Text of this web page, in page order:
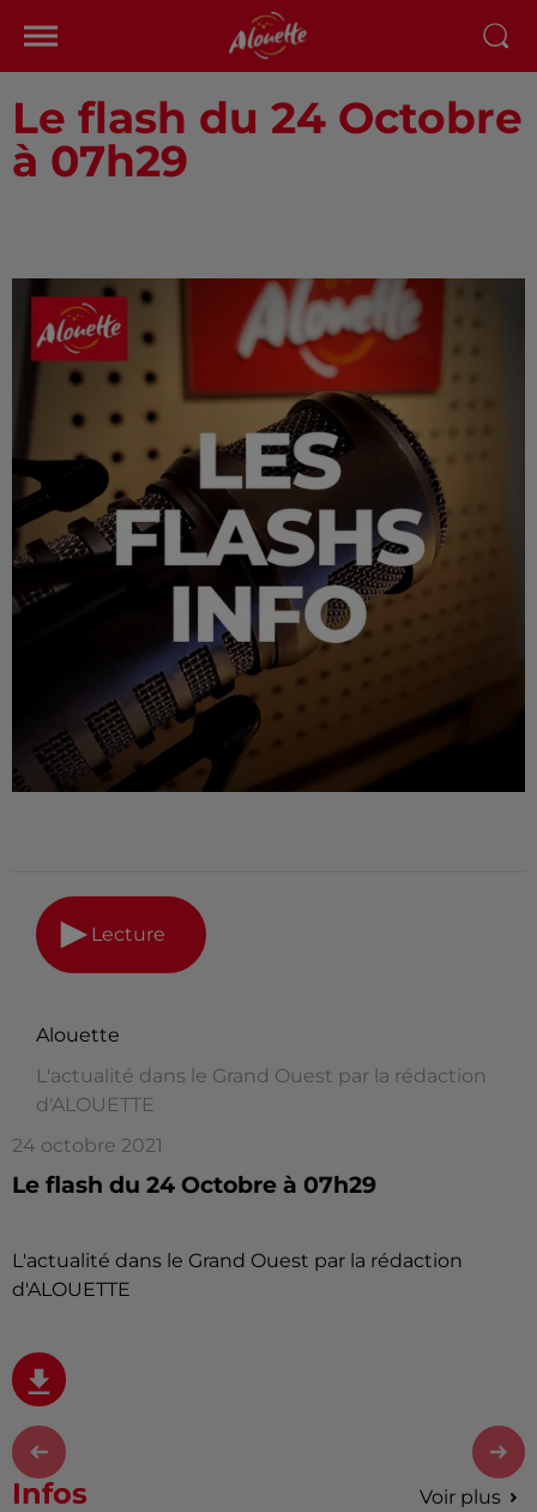
Le flash du 24 Octobre
à 07h29
Lecture
Alouette
L'actualité dans le Grand Ouest par la rédaction
d'ALOUETTE
24 octobre 2021
Le flash du 24 Octobre à 07h29
L'actualité dans le Grand Ouest par la rédaction
d'ALOUETTE
Infos Voir plus